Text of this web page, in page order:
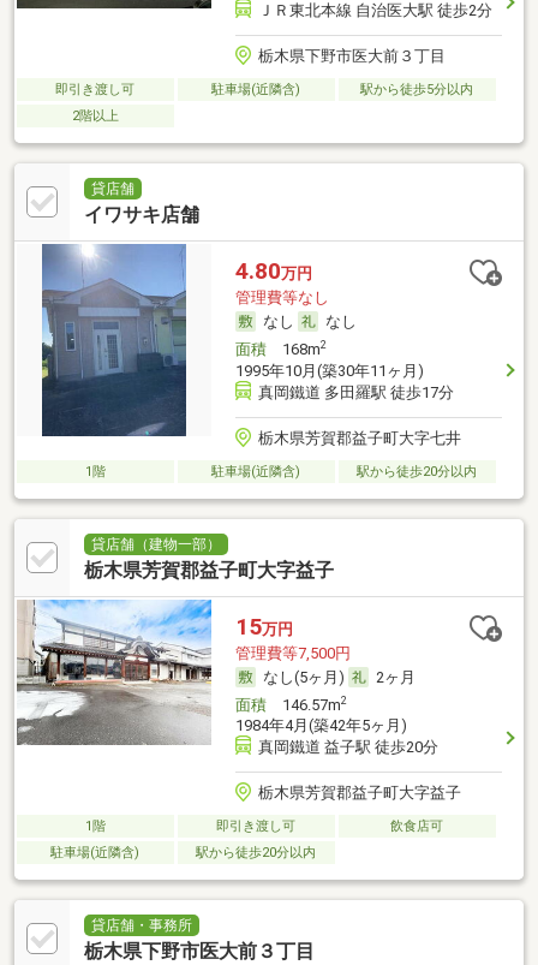
ＪＲ東北本線 自治医大駅 徒歩2分
栃木県下野市医大前３丁目
即引き渡し可 駐車場(近隣含)
駅から徒歩5分以内
2階以上
貸店舗
イワサキ店舗
4.80万円
管理費等なし
なし
なし
面積168m2
1995年10月(築30年11ヶ月)
真岡鐵道 多田羅駅 徒歩17分
栃木県芳賀郡益子町大字七井
1階 駐車場(近隣含) 駅から徒歩20分以内
貸店舗（建物一部）
栃木県芳賀郡益子町大字益子
15万円
管理費等7,500円
なし(5ヶ月)
2ヶ月
面積146.57m2
1984年4月(築42年5ヶ月)
真岡鐵道 益子駅 徒歩20分
栃木県芳賀郡益子町大字益子
1階 即引き渡し可
飲食店可
駐車場(近隣含)
駅から徒歩20分以内
貸店舗・事務所
栃木県下野市医大前３丁目